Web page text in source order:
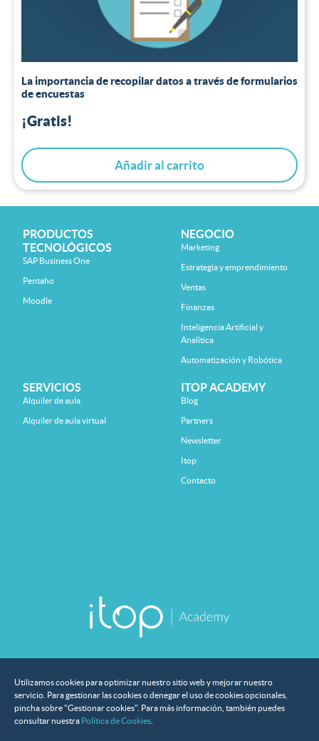
Utilizamos cookies para optimizar nuestro sitio web y mejorar nuestro
servicio. Para gestionar las cookies o denegar el uso de cookies opcionales,
pincha sobre "Gestionar cookies". Para más información, también puedes
consultar nuestra Política de Cookies
La importancia de recopilar datos a través de formularios
de encuestas
¡Gratis!
Añadir al carrito
PRODUCTOS
TECNOLÓGICOS
SAP Business One
Pentaho
Moodle
NEGOCIO
Marketing
Estrategia y emprendimiento
Ventas
Finanzas
Inteligencia Artificial y
Analítica
Automatización y Robótica
SERVICIOS
Alquiler de aula
Alquiler de aula virtual
ITOP ACADEMY
Blog
Partners
Newsletter
Itop
Contacto